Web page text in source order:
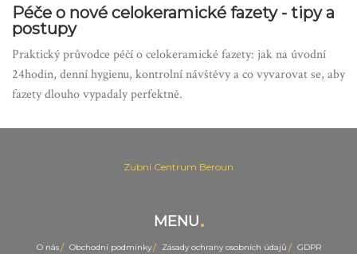
Péče o nové celokeramické fazety - tipy a
postupy
Praktický průvodce péčí o celokeramické fazety: jak na úvodní
24hodin, denní hygienu, kontrolní návštěvy a co vyvarovat se, aby
fazety dlouho vypadaly perfektně.
Zubní Centrum Beroun
MENU
O nás Obchodní podmínky Zásady ochrany osobních údajů GDPR